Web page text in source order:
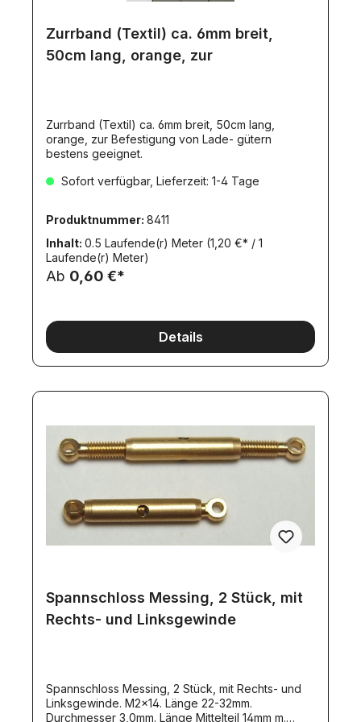
Zurrband (Textil) ca. 6mm breit,
50cm lang, orange, zur
Zurrband (Textil) ca. 6mm breit, 50cm lang,
orange, zur Befestigung von Lade- gütern
bestens geeignet.
Sofort verfügbar, Lieferzeit: 1-4 Tage
Produktnummer: 8411
Inhalt: 0.5 Laufende(r) Meter (1,20 €* / 1
Laufende(r) Meter)
Ab 0,60 €*
Details
Spannschloss Messing, 2 Stück, mit
Rechts- und Linksgewinde
Spannschloss Messing, 2 Stück, mit Rechts- und
Linksgewinde. M2x14. Länge 22-32mm.
Durchmesser 3,0mm. Länge Mittelteil 14mm m.